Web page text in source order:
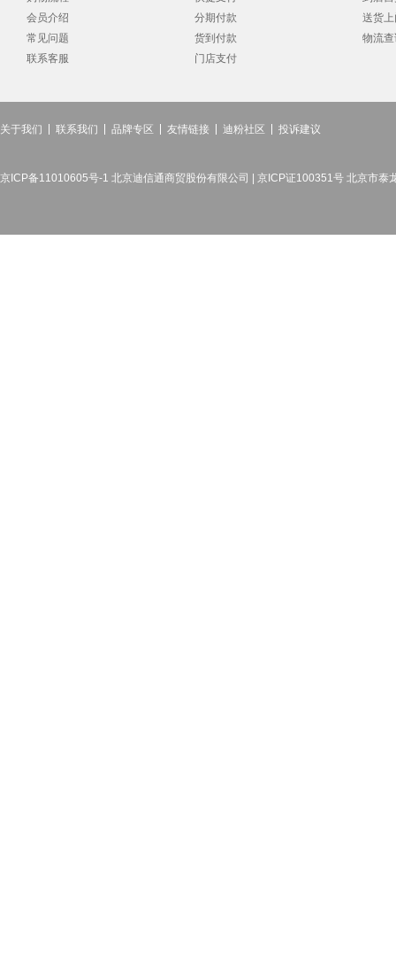
会员介绍
常见问题
联系客服
分期付款
货到付款
门店支付
送货
物流
关于我们 联系我们 品牌专区 友情链接 迪粉社区 投诉建议
京ICP备11010605号-1 北京迪信通商贸股份有限公司 | 京ICP证100351号 北京市泰